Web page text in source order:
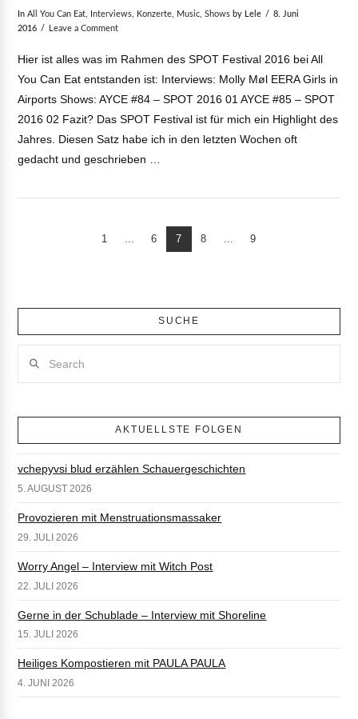
InAll You Can Eat Interviews Konzerte Music ,Shows by Lele
8. Juni
2016
Leave a Comment
Hier ist alles was im Rahmen des SPOT Festival 2016 bei All
You Can Eat entstanden ist: Interviews: Molly Møl EERA Girls in
Airports Shows: AYCE #84 – SPOT 2016 01 AYCE #85 – SPOT
2016 02 Fazit? Das SPOT Festival ist für mich ein Highlight des
Jahres. Diesen Satz habe ich in den letzten Wochen oft
gedacht und geschrieben …
1 ... 6 7 8 ... 9
SUCHE
AKTUELLSTE FOLGEN
vchepyvsi blud erzählen Schauergeschichten
5. AUGUST 2026
Provozieren mit Menstruationsmassaker
29. JULI 2026
Worry Angel – Interview mit Witch Post
22. JULI 2026
Gerne in der Schublade – Interview mit Shoreline
15. JULI 2026
Heiliges Kompostieren mit PAULA PAULA
4. JUNI 2026